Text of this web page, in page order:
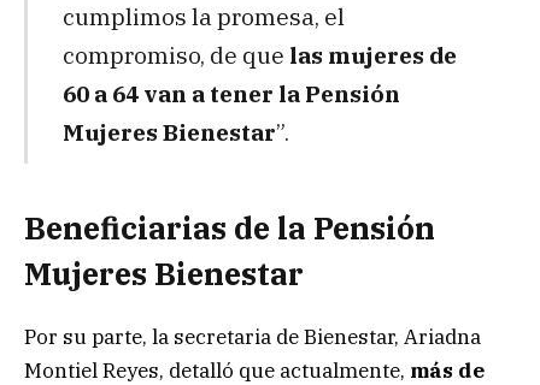
cumplimos la promesa, el
compromiso, de que las mujeres de
60 a 64 van a tener la Pensión
Mujeres Bienestar”.
Beneficiarias de la Pensión
Mujeres Bienestar
Por su parte, la secretaria de Bienestar, Ariadna
Montiel Reyes, detalló que actualmente, más de